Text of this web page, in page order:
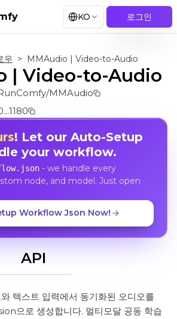
KO 로그인
우 > MMAudio | Video-to-Audio
| Video-to-Audio
MMAudio
! Let our Auto-Setup
your workflow.
- we handle every
node, and model. Just open
Workflow Json Now!
API
텍스트 입력에서 동기화된 오디오를
으로 생성합니다. 멀티모달 공동 학습